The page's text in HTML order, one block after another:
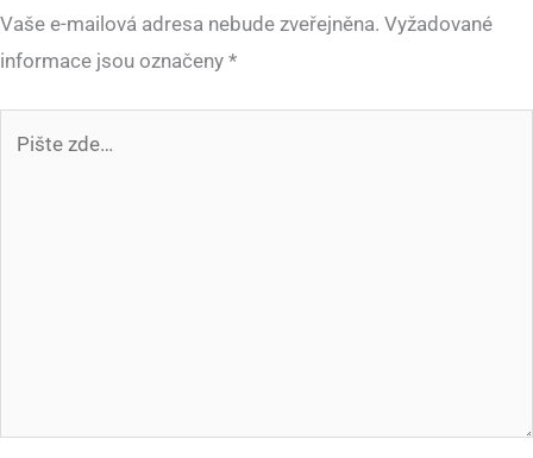
Vaše e-mailová adresa nebude zveřejněna. Vyžadované
informace jsou označeny *